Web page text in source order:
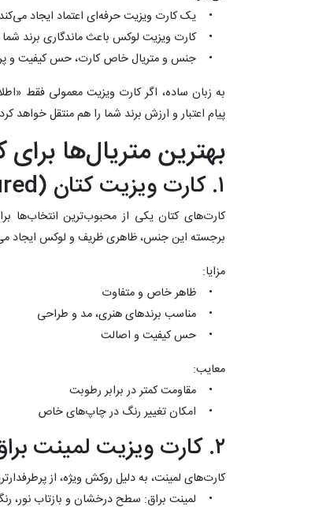
• یک کارت ویزیت حرفه‌ای اعتماد ایجاد
• کارت ویزیت لوکس باعث ماندگاری برند
• جنس و متریال خاص کارت، حس کیفیت و
به زبان ساده، اگر کارت ویزیت معمولی فقط
پیام اعتبار و ارزش برند شما را هم منتقل خواهد
بهترین متریال‌ها
۱. کارت ویزیت کتان (Textured)
کارت‌های کتان یکی از محبوب‌ترین انتخاب‌ها
برجسته این جنس، ظاهری ظریف و لوکس ایجاد
مزایا:
• ظاهر خاص و متفاوت
• مناسب برندهای هنری، مد و طراحی
• حس کیفیت و اصالت
معایب:
• مقاومت کمتر در برابر رطوبت
• امکان تغییر رنگ در چاپ‌های خاص
۲. کارت ویزیت لمینت براق و مات
کارت‌های لمینت، به دلیل روکش ویژه، از
• لمینت براق: سطح درخشان و بازتاب نور،